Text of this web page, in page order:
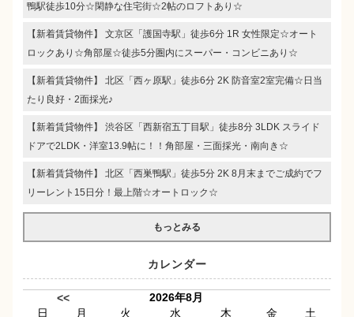
鴨駅徒歩10分☆閑静な住宅街☆2帖のロフトあり☆
【新着賃貸物件】 文京区「護国寺駅」徒歩6分 1R 女性限定☆オート
ロックあり☆角部屋☆徒歩5分圏内にスーパー・コンビニあり☆
【新着賃貸物件】 北区「西ヶ原駅」徒歩6分 2K 防音室2室完備☆日当
たり良好・2面採光♪
【新着賃貸物件】 渋谷区「西新宿五丁目駅」徒歩8分 3LDK スライド
ドアで2LDK・洋室13.9帖に！！角部屋・三面採光・南向き☆
【新着賃貸物件】 北区「西巣鴨駅」徒歩5分 2K 8月末までご成約でフ
リーレント15日分！最上階☆オートロック☆
もっとみる
カレンダー
<<
2026年8月
日
月 火 水 木 金
土